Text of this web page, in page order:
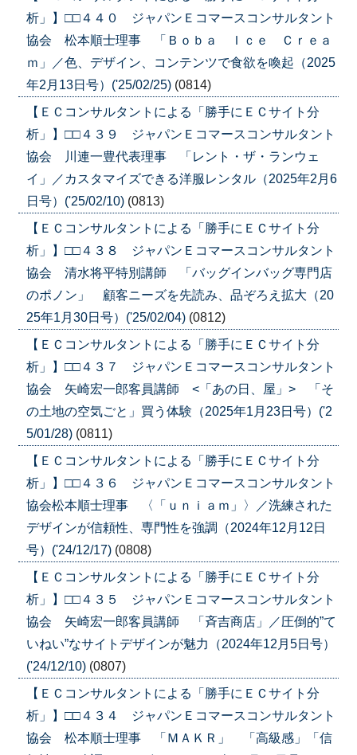
析」】□□４４０ ジャパンＥコマースコンサルタント
協会 松本順士理事 「Ｂｏｂａ Ｉｃｅ Ｃｒｅａ
ｍ」／色、デザイン、コンテンツで食欲を喚起（2025
年2月13日号）('25/02/25) (0814)
【ＥＣコンサルタントによる「勝手にＥＣサイト分
析」】□□４３９ ジャパンＥコマースコンサルタント
協会 川連一豊代表理事 「レント・ザ・ランウェ
イ」／カスタマイズできる洋服レンタル（2025年2月6
日号）('25/02/10) (0813)
【ＥＣコンサルタントによる「勝手にＥＣサイト分
析」】□□４３８ ジャパンＥコマースコンサルタント
協会 清水将平特別講師 「バッグインバッグ専門店
のポノン」 顧客ニーズを先読み、品ぞろえ拡大（20
25年1月30日号）('25/02/04) (0812)
【ＥＣコンサルタントによる「勝手にＥＣサイト分
析」】□□４３７ ジャパンＥコマースコンサルタント
協会 矢崎宏一郎客員講師 <「あの日、屋」> 「そ
の土地の空気ごと」買う体験（2025年1月23日号）('2
5/01/28) (0811)
【ＥＣコンサルタントによる「勝手にＥＣサイト分
析」】□□４３６ ジャパンＥコマースコンサルタント
協会松本順士理事 〈「ｕｎｉａｍ」〉／洗練された
デザインが信頼性、専門性を強調（2024年12月12日
号）('24/12/17) (0808)
【ＥＣコンサルタントによる「勝手にＥＣサイト分
析」】□□４３５ ジャパンＥコマースコンサルタント
協会 矢崎宏一郎客員講師 「斉吉商店」／圧倒的”て
いねい”なサイトデザインが魅力（2024年12月5日号）
('24/12/10) (0807)
【ＥＣコンサルタントによる「勝手にＥＣサイト分
析」】□□４３４ ジャパンＥコマースコンサルタント
協会 松本順士理事 「ＭＡＫＲ」 「高級感」「信